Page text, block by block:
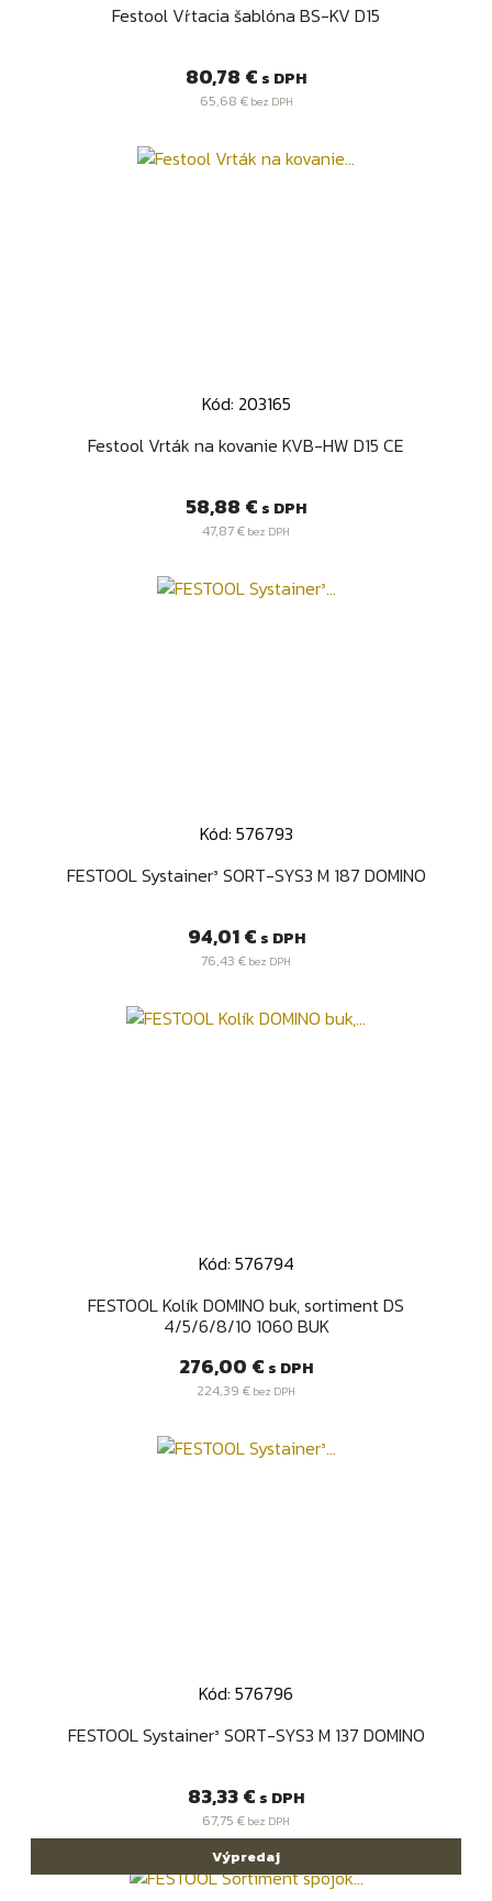
Festool Vŕtacia šablóna BS-KV D15
Cena
80,78 € s DPH
65,68 €bez DPH
Kód: 203165
Festool Vrták na kovanie KVB-HW D15 CE
Cena
58,88 € s DPH
47,87 € bez DPH
Kód: 576793
FESTOOL Systainer³ SORT-SYS3 M 187 DOMINO
Cena
94,01 € s DPH
76,43 € bez DPH
Kód: 576794
FESTOOL Kolík DOMINO buk, sortiment DS
4/5/6/8/10 1060 BUK
Cena
276,00 € s DPH
224,39 € bez DPH
Kód: 576796
FESTOOL Systainer³ SORT-SYS3 M 137 DOMINO
Cena
83,33 € s DPH
67,75 € bez DPH
Výpredaj